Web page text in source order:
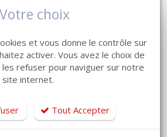
Votre choix
et vous donne le contrôle sur
activer. Vous avez le choix de
refuser pour naviguer sur notre
site internet.
Tout Accepter